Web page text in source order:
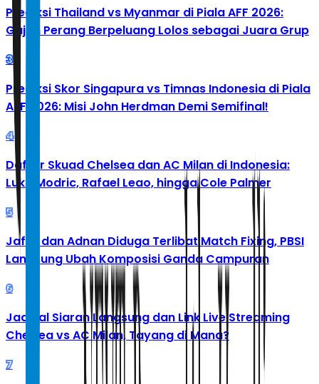
Prediksi Thailand vs Myanmar di Piala AFF 2026:
Gajah Perang Berpeluang Lolos sebagai Juara Grup
3
Prediksi Skor Singapura vs Timnas Indonesia di Piala
AFF 2026: Misi John Herdman Demi Semifinal!
4
Daftar Skuad Chelsea dan AC Milan di Indonesia:
Luka Modric, Rafael Leao, hingga Cole Palmer
5
Jafar dan Adnan Diduga Terlibat Match Fixing, PBSI
Langsung Ubah Komposisi Ganda Campuran
6
Jadwal Siaran Langsung dan Link Live Streaming
Chelsea vs AC Milan, Tayang di Mana?
7